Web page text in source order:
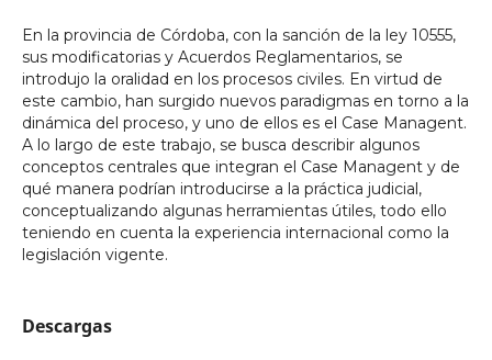
En la provincia de Córdoba, con la sanción de la ley 10555,
sus modificatorias y Acuerdos Reglamentarios, se
introdujo la oralidad en los procesos civiles. En virtud de
este cambio, han surgido nuevos paradigmas en torno a la
dinámica del proceso, y uno de ellos es el Case Managent.
A lo largo de este trabajo, se busca describir algunos
conceptos centrales que integran el Case Managent y de
qué manera podrían introducirse a la práctica judicial,
conceptualizando algunas herramientas útiles, todo ello
teniendo en cuenta la experiencia internacional como la
legislación vigente.
Descargas